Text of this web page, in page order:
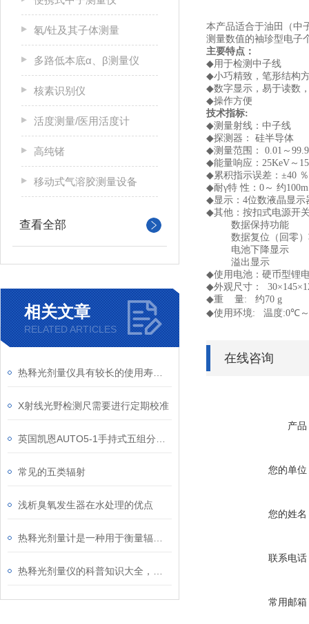
氡/钍及其子体测量
多路低本底α、β测量仪
核素识别仪
活度测量/医用活度计
高纯锗
移动式气溶胶测量设备
查看全部
相关文章
RELATED ARTICLES
X射线光野检测尺需要进行定期校准
常见的五类辐射
浅析臭氧发生器在水处理的优点
本产品适合于油田（中
测量数值的袖珍型电子
主要特点：
◆用于检测中子线
◆小巧精致，笔形结构
◆数字显示，易于读数
◆操作方便
技术指标:
◆测量射线：中子线
◆探测器： 硅半导体
◆测量范围： 0.01 ～
◆能量响应： 25KeV ～
◆累积指示误差： ±40
◆耐γ特 性： 0 ～ 约
◆显示： 4位数液晶显
◆其他：按扣式电源开
数据保持功能
数据复位（回零）
电池下降显示
溢出显示
◆使用电池：硬币型锂
◆外观尺寸：
◆重 量: 约70 g
◆使用环境: 温度:0℃ ～
在线咨询
产品
您的单位
您的姓名
联系电话
常用邮箱